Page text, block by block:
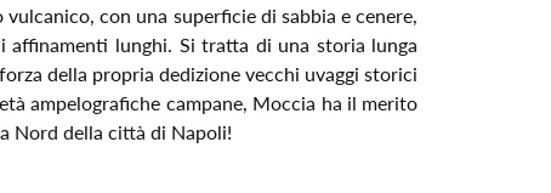
con una superficie di sabbia e cenere,
affinamenti lunghi. Si tratta di una storia lunga
della propria dedizione vecchi uvaggi storici
ampelografiche campane, Moccia ha il merito
Nord della città di Napoli!